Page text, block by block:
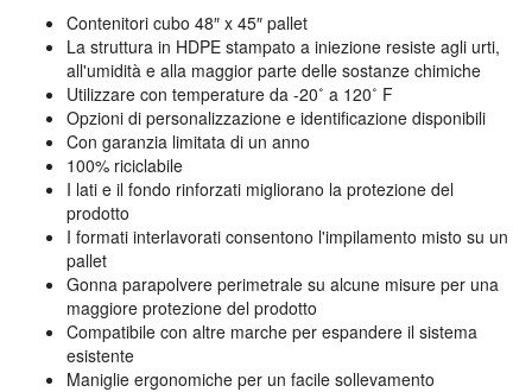
Contenitori cubo 48″ x 45″ pallet
La struttura in HDPE stampato a iniezione resiste agli urti,
all'umidità e alla maggior parte delle sostanze chimiche
Utilizzare con temperature da -20˚ a 120˚ F
Opzioni di personalizzazione e identificazione disponibili
Con garanzia limitata di un anno
100% riciclabile
I lati e il fondo rinforzati migliorano la protezione del
prodotto
I formati interlavorati consentono l'impilamento misto su un
pallet
Gonna parapolvere perimetrale su alcune misure per una
maggiore protezione del prodotto
Compatibile con altre marche per espandere il sistema
esistente
Maniglie ergonomiche per un facile sollevamento